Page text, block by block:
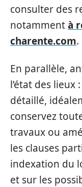
consulter des
notammentà
charente.com.
En parallèle,
l’état des
détaillé,
conservez
travaux ou
les clauses
indexation du
et sur les